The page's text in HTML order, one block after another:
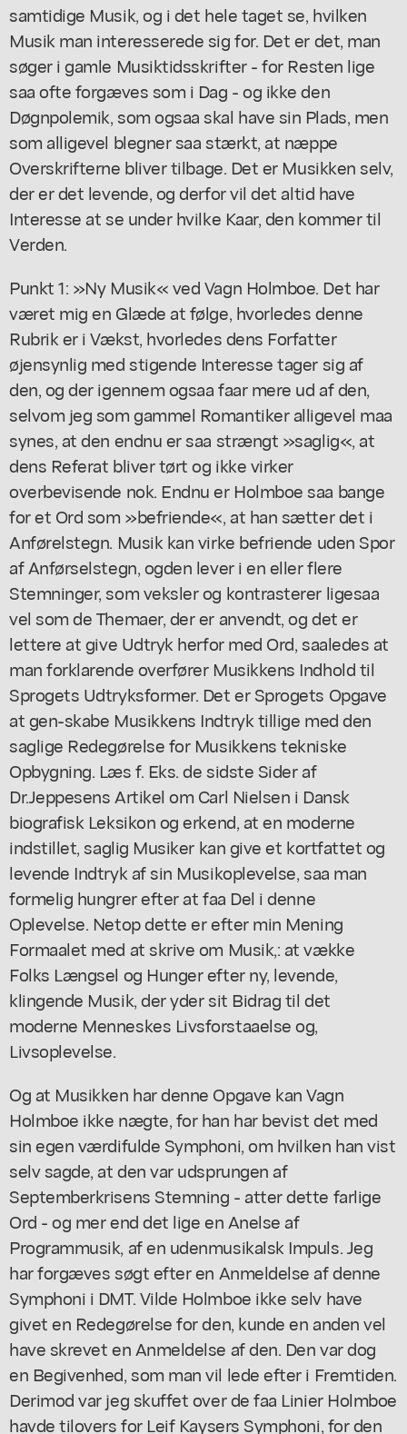
samtidige Musik, og i det hele taget se, hvilken
Musik man interesserede sig for. Det er det, man
søger i gamle Musiktidsskrifter - for Resten lige
saa ofte forgæves som i Dag - og ikke den
Døgnpolemik, som ogsaa skal have sin Plads, men
som alligevel blegner saa stærkt, at næppe
Overskrifterne bliver tilbage. Det er Musikken selv,
der er det levende, og derfor vil det altid have
Interesse at se under hvilke Kaar, den kommer til
Verden.
Punkt 1: »Ny Musik« ved Vagn Holmboe. Det har
været mig en Glæde at følge, hvorledes denne
Rubrik er i Vækst, hvorledes dens Forfatter
øjensynlig med stigende Interesse tager sig af
den, og der igennem ogsaa faar mere ud af den,
selvom jeg som gammel Romantiker alligevel maa
synes, at den endnu er saa strængt »saglig«, at
dens Referat bliver tørt og ikke virker
overbevisende nok. Endnu er Holmboe saa bange
for et Ord som »befriende«, at han sætter det i
Anførelstegn. Musik kan virke befriende uden Spor
af Anførselstegn, ogden lever i en eller flere
Stemninger, som veksler og kontrasterer ligesaa
vel som de Themaer, der er anvendt, og det er
lettere at give Udtryk herfor med Ord, saaledes at
man forklarende overfører Musikkens Indhold til
Sprogets Udtryksformer. Det er Sprogets Opgave
at gen-skabe Musikkens Indtryk tillige med den
saglige Redegørelse for Musikkens tekniske
Opbygning. Læs f. Eks. de sidste Sider af
Dr.Jeppesens Artikel om Carl Nielsen i Dansk
biografisk Leksikon og erkend, at en moderne
indstillet, saglig Musiker kan give et kortfattet og
levende Indtryk af sin Musikoplevelse, saa man
formelig hungrer efter at faa Del i denne
Oplevelse. Netop dette er efter min Mening
Formaalet med at skrive om Musik,: at vække
Folks Længsel og Hunger efter ny, levende,
klingende Musik, der yder sit Bidrag til det
moderne Menneskes Livsforstaaelse og,
Livsoplevelse.
Og at Musikken har denne Opgave kan Vagn
Holmboe ikke nægte, for han har bevist det med
sin egen værdifulde Symphoni, om hvilken han vist
selv sagde, at den var udsprungen af
Septemberkrisens Stemning - atter dette farlige
Ord - og mer end det lige en Anelse af
Programmusik, af en udenmusikalsk Impuls. Jeg
har forgæves søgt efter en Anmeldelse af denne
Symphoni i DMT. Vilde Holmboe ikke selv have
givet en Redegørelse for den, kunde en anden vel
have skrevet en Anmeldelse af den. Den var dog
en Begivenhed, som man vil lede efter i Fremtiden.
Derimod var jeg skuffet over de faa Linier Holmboe
havde tilovers for Leif Kaysers Symphoni, for den